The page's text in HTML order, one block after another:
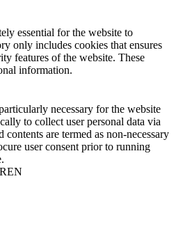
essential for the website to
only includes cookies that ensures
features of the website. These
information.
necessary for the website
to collect user personal data via
contents are termed as non-necessary
user consent prior to running